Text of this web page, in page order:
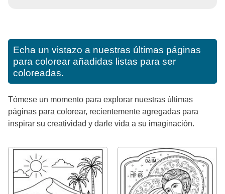
Echa un vistazo a nuestras últimas páginas
para colorear añadidas listas para ser
coloreadas.
Tómese un momento para explorar nuestras últimas
páginas para colorear, recientemente agregadas para
inspirar su creatividad y darle vida a su imaginación.